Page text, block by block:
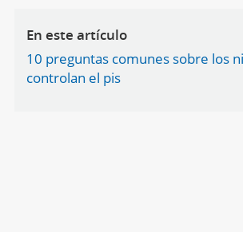
En este artículo
10 preguntas comunes sobre los
controlan el pis